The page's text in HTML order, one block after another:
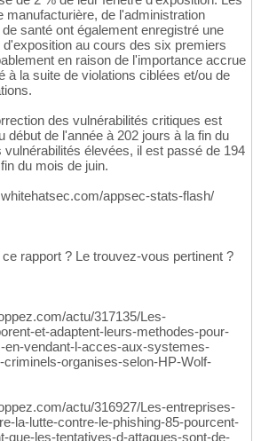
manufacturière, de l'administration
santé ont également enregistré une
au cours des six premiers
en raison de l'importance accrue
à la suite de violations ciblées et/ou de
des vulnérabilités critiques est
début de l'année à 202 jours à la fin du
vulnérabilités élevées, il est passé de 194
du mois de juin.
appsec-stats-flash/
rapport ? Le trouvez-vous pertinent ?
actu/317135/Les-
et-adaptent-leurs-methodes-pour-
en-vendant-l-acces-aux-systemes-
organises-selon-HP-Wolf-
actu/316927/Les-entreprises-
la-lutte-contre-le-phishing-85-pourcent-
que-les-tentatives-d-attaques-sont-de-